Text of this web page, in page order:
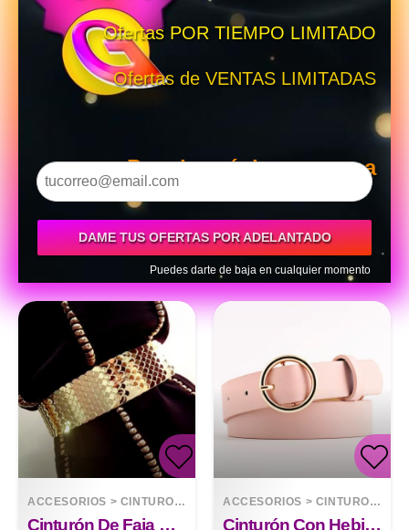
ACCESORIOS > CINTURONES
Cinturón De Faja De Costura De Escamas Decorativas De Color Metal
ACCESORIOS > CINTURONES
Cinturón Con Hebilla Redonda Mujer
Ofertas POR TIEMPO LIMITADO
Ofertas de VENTAS LIMITADAS
Para la próxima semana
DAME TUS OFERTAS POR ADELANTADO
Puedes darte de baja en cualquier momento